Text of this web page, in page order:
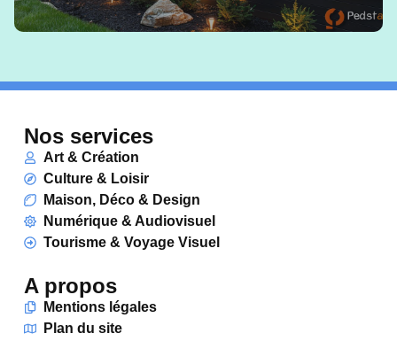
Nos services
Art & Création
Culture & Loisir
Maison, Déco & Design
Numérique & Audiovisuel
Tourisme & Voyage Visuel
A propos
Mentions légales
Plan du site